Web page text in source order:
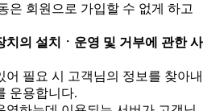
은 회원으로 가입할 수 없게 하고
치의 설치ㆍ운영 및 거부에 관한 사
필요 시 고객님의 정보를 찾아내
운용합니다.